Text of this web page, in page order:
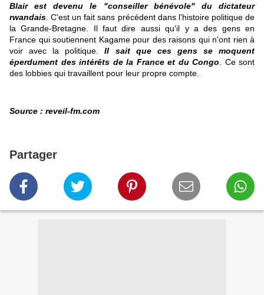
Blair est devenu le "conseiller bénévole" du dictateur
rwandais . C'est un fait sans précédent dans l'histoire politique de
la Grande-Bretagne. Il faut dire aussi qu'il y a des gens en
France qui soutiennent Kagame pour des raisons qui n'ont rien à
voir avec la politique.Il sait que ces gens se moquent
éperdument des intérêts de la France et du Congo . Ce sont
des lobbies qui travaillent pour leur propre compte.
Source : reveil-fm.com
Partager